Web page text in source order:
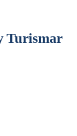
Turismar